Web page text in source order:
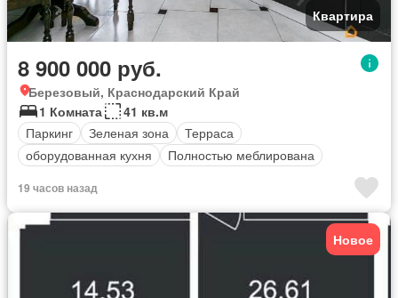
Квартира
8 900 000 руб.
Березовый, Краснодарский Край
1 Комната
41 кв.м
Паркинг
Зеленая зона
Терраса
оборудованная кухня
Полностью меблирована
19 часов назад
Новое